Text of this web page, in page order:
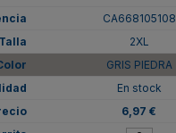
CA668105108
2XL
GRIS PIEDRA
En stock
6,97 €